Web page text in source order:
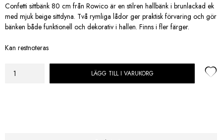
Confetti sittbänk 80 cm från Rowico är en stilren hallbänk i brunlackad ek
med mjuk beige sittdyna. Två rymliga lådor ger praktisk förvaring och gör
bänken både funktionell och dekorativ i hallen. Finns i fler färger.
Kan restnoteras
Confetti
LÄGG TILL I VARUKORG